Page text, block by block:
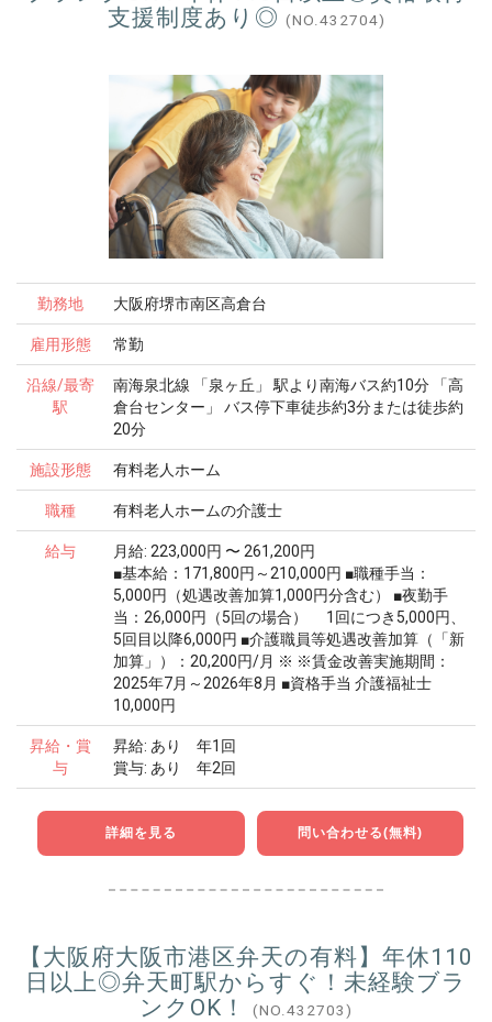
支援制度あり◎ (NO.432704)
勤務地 大阪府堺市南区高倉台
雇用形態 常勤
沿線/最寄
駅
南海泉北線 「泉ヶ丘」 駅より南海バス約10分 「高
倉台センター」 バス停下車徒歩約3分または徒歩約
20分
施設形態 有料老人ホーム
職種 有料老人ホームの介護士
給与
月給: 223,000円 〜 261,200円
■基本給：171,800円～210,000円 ■職種手当：
5,000円（処遇改善加算1,000円分含む） ■夜勤手
当：26,000円（5回の場合） 1回につき5,000円、
5回目以降6,000円 ■介護職員等処遇改善加算（「新
加算」）：20,200円/月 ※ ※賃金改善実施期間：
2025年7月～2026年8月 ■資格手当 介護福祉士
10,000円
昇給・賞
与
昇給: あり 年1回
賞与: あり 年2回
詳細を見る 問い合わせる(無料)
【大阪府大阪市港区弁天の有料】年休110
日以上◎弁天町駅からすぐ！未経験ブラ
ンクOK！
(NO.432703)